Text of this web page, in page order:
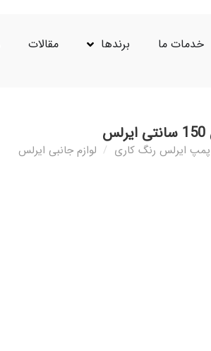
خدمات ما برندها مقالات
پمپ ایرلس رنگ کاری / لوازم جانبی ایرلس